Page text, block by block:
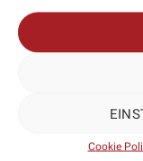
Cookie
Spitzen und